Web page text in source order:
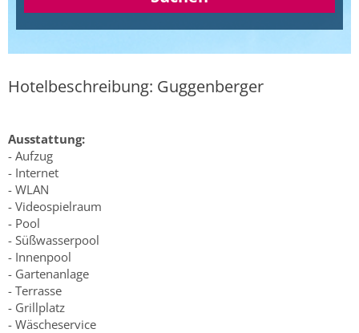
Hotelbeschreibung: Guggenberger
Ausstattung:
- Aufzug
- Internet
- WLAN
- Videospielraum
- Pool
- Süßwasserpool
- Innenpool
- Gartenanlage
- Terrasse
- Grillplatz
- Wäscheservice